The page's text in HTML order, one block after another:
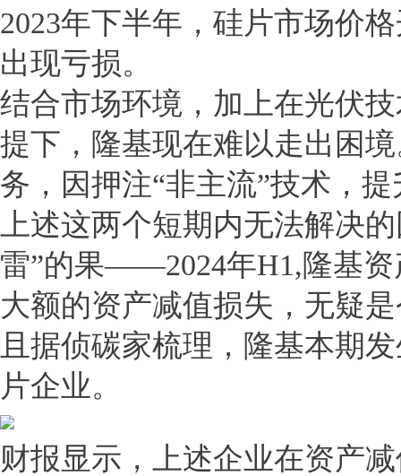
2023年下半年，硅片市场价
出现亏损。
结合市场环境，加上在光伏
提下，隆基现在难以走出困
务，因押注“非主流”技术，
上述这两个短期内无法解决
雷”的果——2024年H1,隆基资
大额的资产减值损失，无疑
且据侦碳家梳理，隆基本期
片企业。
财报显示，上述企业在资产